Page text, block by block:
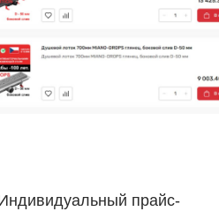
прайс-